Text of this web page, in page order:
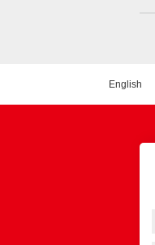
English